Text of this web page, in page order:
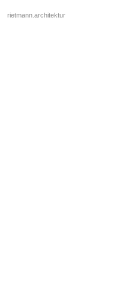
rietmann.architektur